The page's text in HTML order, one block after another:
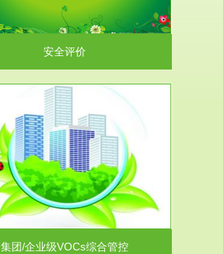
安全评价
集团/企业级VOCs综合管控